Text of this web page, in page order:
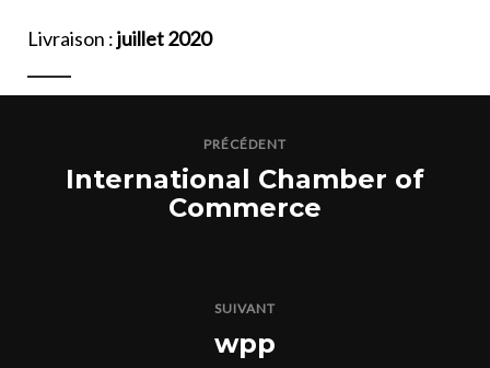
Livraison :juillet 2020
PRÉCÉDENT
International Chamber of
Commerce
SUIVANT
wpp